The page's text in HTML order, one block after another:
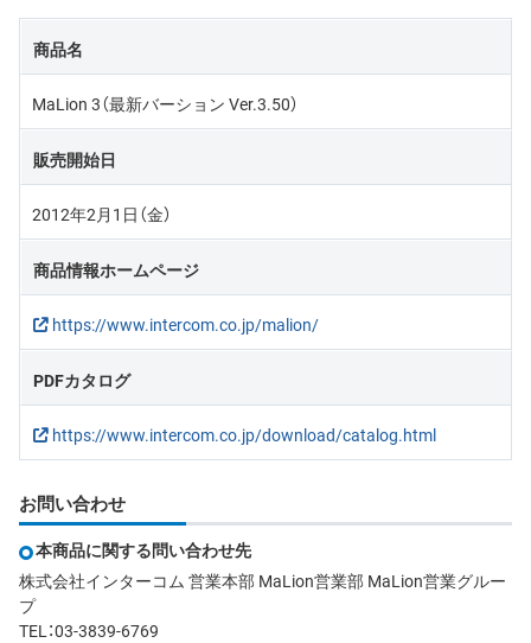
商品名
MaLion 3（最新バーション Ver.3.50）
販売開始日
2012年2月1日（金）
商品情報ホームページ
https://www.intercom.co.jp/malion/
PDFカタログ
https://www.intercom.co.jp/download/catalog.html
お問い合わせ
本商品に関する問い合わせ先
株式会社インターコム 営業本部 MaLion営業部 MaLion営業グルー
プ
TEL：03-3839-6769